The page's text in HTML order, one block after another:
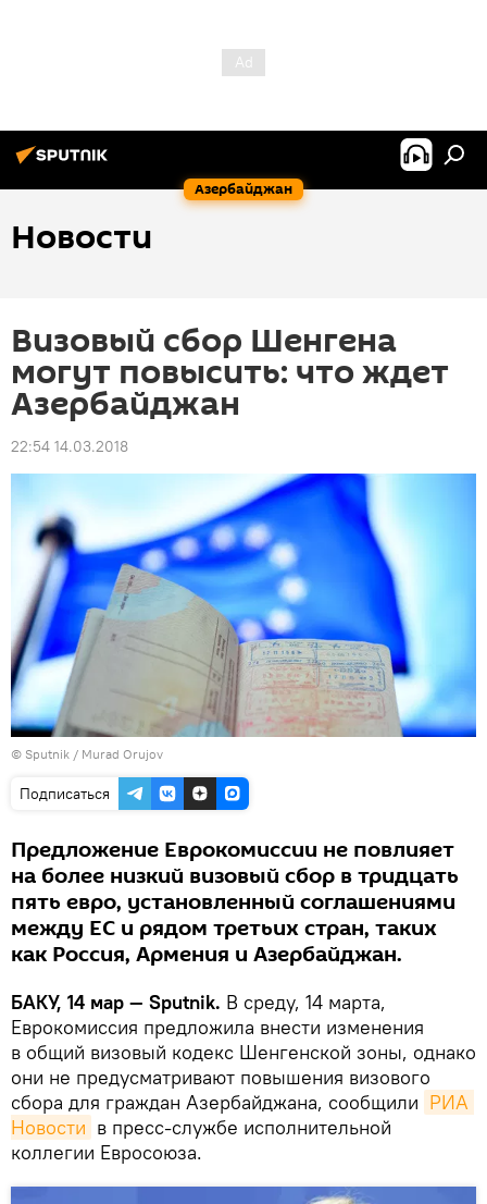
Азербайджан
Новости
Визовый сбор Шенгена
могут повысить: что ждет
Азербайджан
22:54 14.03.2018
© Sputnik / Murad Orujov
Подписаться
Предложение Еврокомиссии не повлияет
на более низкий визовый сбор в тридцать
пять евро, установленный соглашениями
между ЕС и рядом третьих стран, таких
как Россия, Армения и Азербайджан.
БАКУ, 14 мар — Sputnik. В среду, 14 марта,
Еврокомиссия предложила внести изменения
в общий визовый кодекс Шенгенской зоны, однако
они не предусматривают повышения визового
сбора для граждан Азербайджана, сообщили РИА
Новости в пресс-службе исполнительной
коллегии Евросоюза.